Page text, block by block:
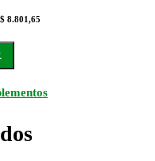
$ 8.801,65